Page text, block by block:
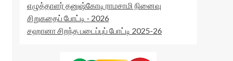
எழுத்தாளர் தனுஷ்கோடி ராமசாமி நினைவு
சிறுகதைப் போட்டி - 2026
சஹானா சிறந்த படைப்புப் போட்டி 2025-26